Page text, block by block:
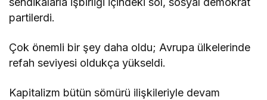
partilerdi.
Çok önemli bir şey daha oldu; Avrupa ülkelerinde
refah seviyesi oldukça yükseldi.
Kapitalizm bütün sömürü ilişkileriyle devam